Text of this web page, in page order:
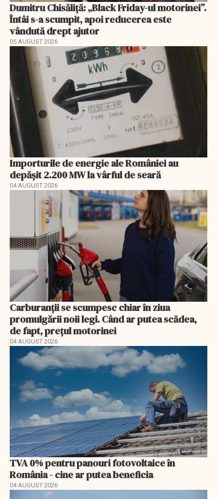
Dumitru Chisăliță: „Black Friday-ul motorinei”.
Întâi s-a scumpit, apoi reducerea este
vândută drept ajutor
05 AUGUST 2026
Importurile de energie ale României au
depășit 2.200 MW la vârful de seară
04 AUGUST 2026
Carburanții se scumpesc chiar în ziua
promulgării noii legi. Când ar putea scădea,
de fapt, prețul motorinei
04 AUGUST 2026
TVA 0% pentru panouri fotovoltaice în
România - cine ar putea beneficia
04 AUGUST 2026